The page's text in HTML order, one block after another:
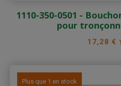
1110-350-0501 -
pour
Prix
17,28 €
Plus que 1 en stock